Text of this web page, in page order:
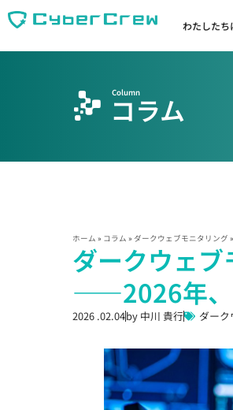
わたしたち
コラム
Column
ホーム » コラム » ダークウェブモニタリング »
ダークウェ
――2026年、
2026 .02.04by 中川 貴行 ダー